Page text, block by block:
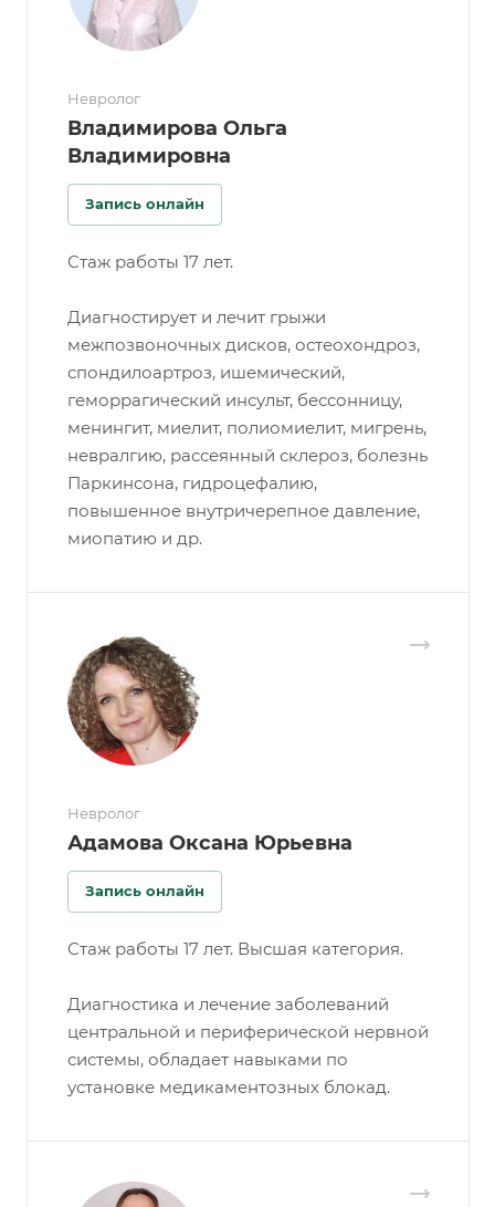
Невролог
Владимирова Ольга
Владимировна
Запись онлайн
Стаж работы 17 лет.
Диагностирует и лечит грыжи
межпозвоночных дисков, остеохондроз,
спондилоартроз, ишемический,
геморрагический инсульт, бессонницу,
менингит, миелит, полиомиелит, мигрень,
невралгию, рассеянный склероз, болезнь
Паркинсона, гидроцефалию,
повышенное внутричерепное давление,
миопатию и др.
Невролог
Адамова Оксана Юрьевна
Запись онлайн
Стаж работы 17 лет. Высшая категория.
Диагностика и лечение заболеваний
центральной и периферической нервной
системы, обладает навыками по
установке медикаментозных блокад.